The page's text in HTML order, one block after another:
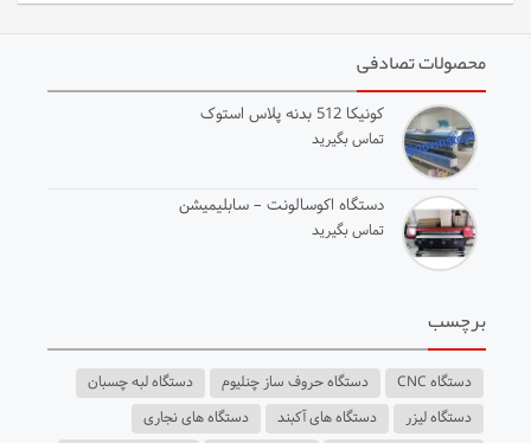
محصولات تصادفی
کونیکا 512 بدنه پلاس استوک
تماس بگیرید
دستگاه اکوسالونت – سابلیمیشن
تماس بگیرید
برچسب
دستگاه CNC دستگاه حروف ساز چنلیوم
دستگاه لبه چسبان
دستگاه لیزر
دستگاه های آکبند
دستگاه های نجاری